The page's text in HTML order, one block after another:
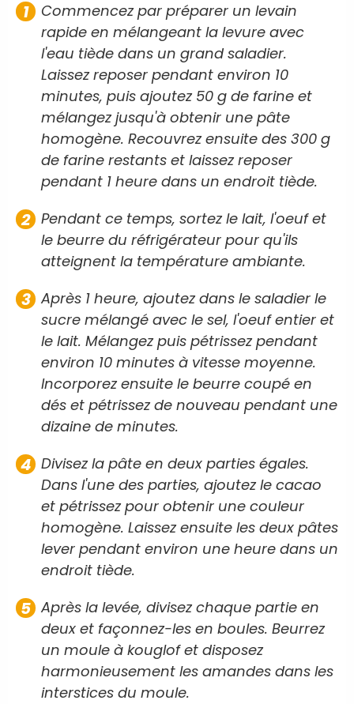
Commencez par préparer un levain
rapide en mélangeant la levure avec
l'eau tiède dans un grand saladier.
Laissez reposer pendant environ 10
minutes, puis ajoutez 50 g de farine et
mélangez jusqu'à obtenir une pâte
homogène. Recouvrez ensuite des 300 g
de farine restants et laissez reposer
pendant 1 heure dans un endroit tiède.
Pendant ce temps, sortez le lait, l'oeuf et
le beurre du réfrigérateur pour qu'ils
atteignent la température ambiante.
Après 1 heure, ajoutez dans le saladier le
sucre mélangé avec le sel, l'oeuf entier et
le lait. Mélangez puis pétrissez pendant
environ 10 minutes à vitesse moyenne.
Incorporez ensuite le beurre coupé en
dés et pétrissez de nouveau pendant une
dizaine de minutes.
Divisez la pâte en deux parties égales.
Dans l'une des parties, ajoutez le cacao
et pétrissez pour obtenir une couleur
homogène. Laissez ensuite les deux pâtes
lever pendant environ une heure dans un
endroit tiède.
Après la levée, divisez chaque partie en
deux et façonnez-les en boules. Beurrez
un moule à kouglof et disposez
harmonieusement les amandes dans les
interstices du moule.